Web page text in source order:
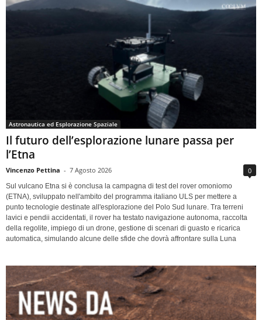
Astronautica ed Esplorazione Spaziale
Il futuro dell’esplorazione lunare passa per
l’Etna
Vincenzo Pettina - 7 Agosto 2026 0
Sul vulcano Etna si è conclusa la campagna di test del rover omoniomo
(ETNA), sviluppato nell'ambito del programma italiano ULS per mettere a
punto tecnologie destinate all'esplorazione del Polo Sud lunare. Tra terreni
lavici e pendii accidentati, il rover ha testato navigazione autonoma, raccolta
della regolite, impiego di un drone, gestione di scenari di guasto e ricarica
automatica, simulando alcune delle sfide che dovrà affrontare sulla Luna